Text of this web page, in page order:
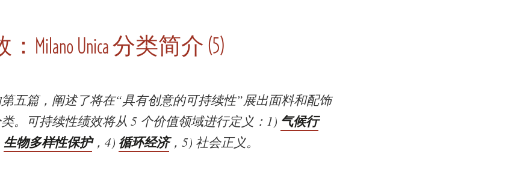
Milano Unica 分类简介 (5)
五篇，阐述了将在“具有创意的可持续性”展出面料和配饰
。可持续性绩效将从 5 个价值领域进行定义： 1) 气候行
生物多样性保护，4) 循环经济，5) 社会正义。